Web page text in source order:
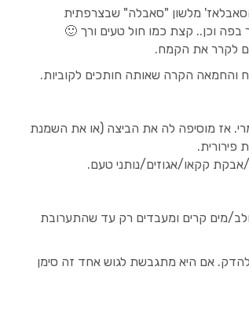
מלשון "סאבלה" שבצרפתית
בפה וכן.. קצת כמו חול טעים ורך 🙂
לקרר את הקמח.
והחמאה הקרה שאותה חותכים לקוביות.
אז מוסיפה לה את הביצה (או את השמנת
אבקת קקאו/אגוזים/נותני טעם.
מים קרים ומעבדים רק עד שהתערובת
אם היא מתגבשת לגוש אחד זה סימן